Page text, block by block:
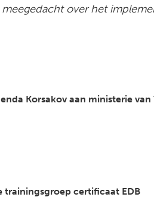
over het
Korsakov aan ministerie van
trainingsgroep certificaat EDB